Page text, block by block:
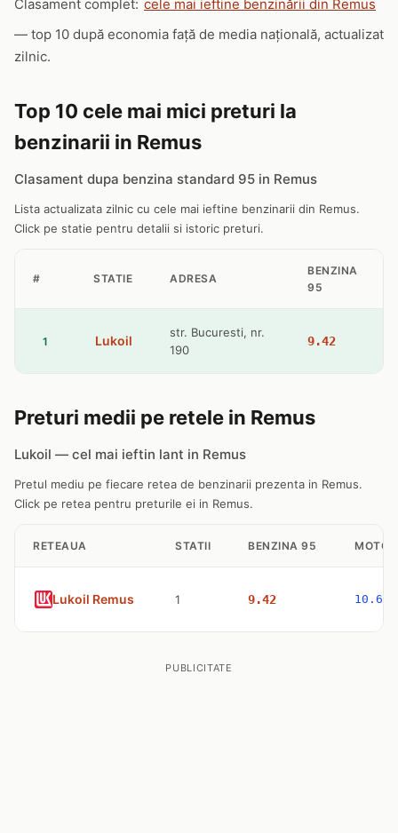
Clasament complet: cele mai ieftine benzinării din Remus
— top 10 după economia față de media națională, actualizat
zilnic.
Top 10 cele mai mici preturi la
benzinarii in Remus
Clasament dupa benzina standard 95 in Remus
Lista actualizata zilnic cu cele mai ieftine benzinarii din Remus.
Click pe statie pentru detalii si istoric preturi.
# STATIE ADRESA
BENZINA
95
1 Lukoil
str. Bucuresti, nr.
190
9.42
Preturi medii pe retele in Remus
Lukoil — cel mai ieftin lant in Remus
Pretul mediu pe fiecare retea de benzinarii prezenta in Remus.
Click pe retea pentru preturile ei in Remus.
RETEAUA STATII BENZINA 95
Lukoil Remus 1 9.42 10.63
PUBLICITATE